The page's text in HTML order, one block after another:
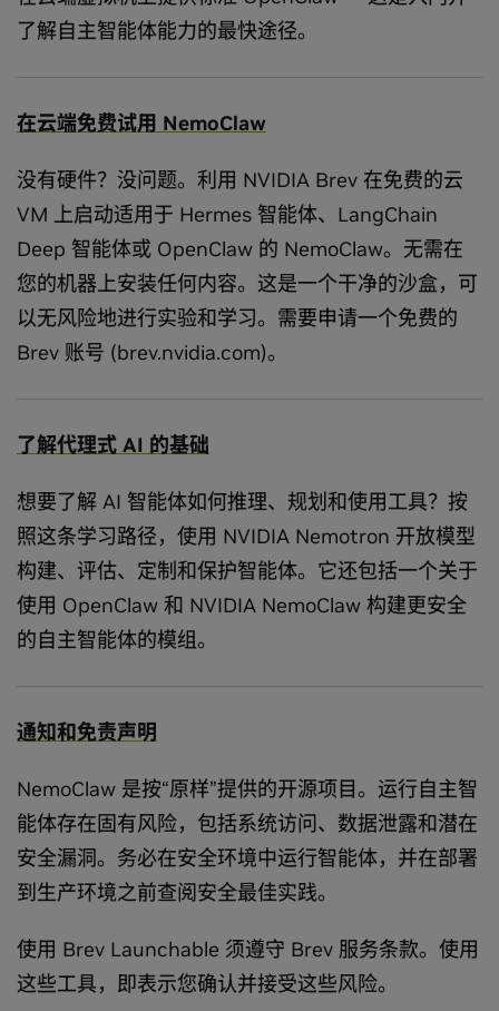
了解自主智能体能力的最快途径。
在云端免费试用 NemoClaw
没有硬件？没问题。利用 NVIDIA Brev 在免费的云
VM 上启动适用于 Hermes 智能体、LangChain
Deep 智能体或 OpenClaw 的 NemoClaw。无需在
您的机器上安装任何内容。这是一个干净的沙盒，可
以无风险地进行实验和学习。需要申请一个免费的
Brev 账号 (brev.nvidia.com)。
了解代理式 AI 的基础
想要了解 AI 智能体如何推理、规划和使用工具？按
照这条学习路径，使用 NVIDIA Nemotron 开放模型
构建、评估、定制和保护智能体。它还包括一个关于
使用 OpenClaw 和 NVIDIA NemoClaw 构建更安全
的自主智能体的模组。
通知和免责声明
NemoClaw 是按“原样”提供的开源项目。运行自主智
能体存在固有风险，包括系统访问、数据泄露和潜在
安全漏洞。务必在安全环境中运行智能体，并在部署
到生产环境之前查阅安全最佳实践。
使用 Brev Launchable 须遵守 Brev 服务条款。使用
这些工具，即表示您确认并接受这些风险。